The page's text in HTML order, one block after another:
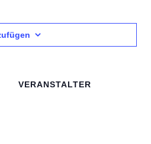
VERANSTALTER